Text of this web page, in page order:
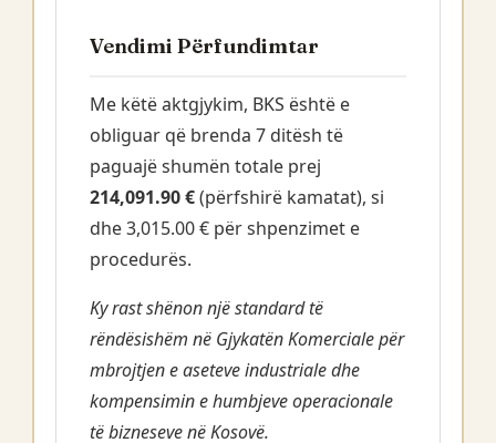
Vendimi Përfundimtar
Me këtë aktgjykim, BKS është e
obliguar që brenda 7 ditësh të
paguajë shumën totale prej
214,091.90 €(përfshirë kamatat), si
dhe 3,015.00 € për shpenzimet e
procedurës.
Ky rast shënon një standard të
rëndësishëm në Gjykatën Komerciale për
mbrojtjen e aseteve industriale dhe
kompensimin e humbjeve operacionale
të bizneseve në Kosovë.